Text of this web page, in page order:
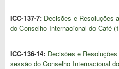
ICC-137-7: Decisões e Resoluções
do Conselho Internacional do Café
ICC-136-14: Decisões e
sessão do Conselho Internacional